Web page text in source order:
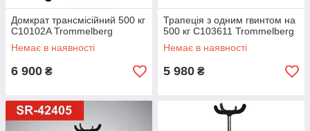
Домкрат трансмісійний 500 кг
C10102A Trommelberg
Немає в наявності
6 900 ₴
Трапеція з одним гвинтом на
500 кг C103611 Trommelberg
Немає в наявності
5 980 ₴